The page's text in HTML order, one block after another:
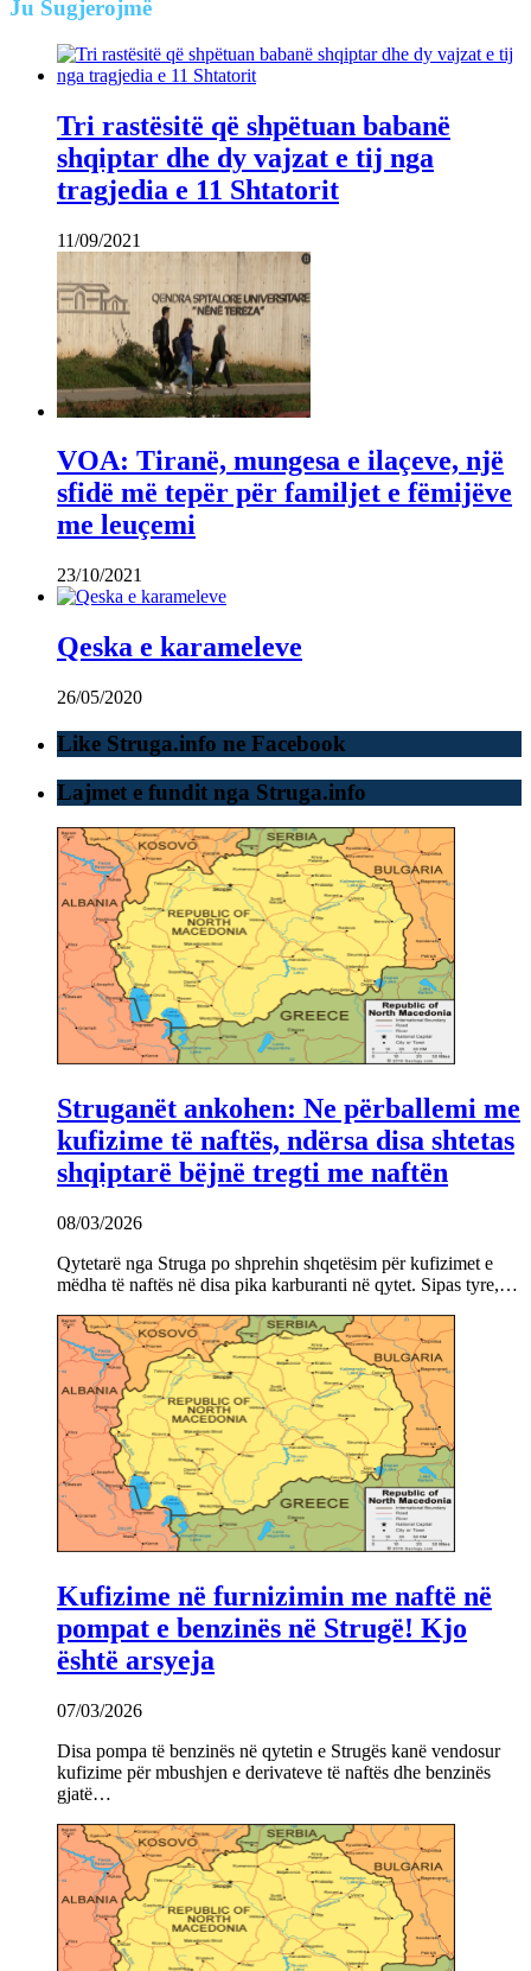
Ju Sugjerojmë
Tri rastësitë që shpëtuan babanë
shqiptar dhe dy vajzat e tij nga
tragjedia e 11 Shtatorit
11/09/2021
VOA: Tiranë, mungesa e ilaçeve, një
sfidë më tepër për familjet e fëmijëve
me leuçemi
23/10/2021
Qeska e karameleve
26/05/2020
Like Struga.info ne Facebook
Lajmet e fundit nga Struga.info
Struganët ankohen: Ne përballemi me
kufizime të naftës, ndërsa disa shtetas
shqiptarë bëjnë tregti me naftën
08/03/2026
Qytetarë nga Struga po shprehin shqetësim për kufizimet e
mëdha të naftës në disa pika karburanti në qytet. Sipas tyre,…
Kufizime në furnizimin me naftë në
pompat e benzinës në Strugë! Kjo
është arsyeja
07/03/2026
Disa pompa të benzinës në qytetin e Strugës kanë vendosur
kufizime për mbushjen e derivateve të naftës dhe benzinës
gjatë…